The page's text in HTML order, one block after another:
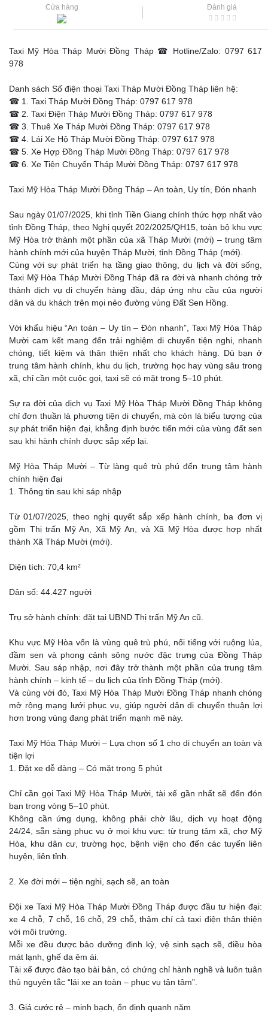
Cửa hàng Đánh giá
Taxi Mỹ Hòa Tháp Mười Đồng Tháp ☎ Hotline/Zalo: 0797 617
978
Danh sách Số điện thoại Taxi Tháp Mười Đồng Tháp liên hệ:
☎ 1. Taxi Tháp Mười Đồng Tháp: 0797 617 978
☎ 2. Taxi Điện Tháp Mười Đồng Tháp: 0797 617 978
☎ 3. Thuê Xe Tháp Mười Đồng Tháp: 0797 617 978
☎ 4. Lái Xe Hộ Tháp Mười Đồng Tháp: 0797 617 978
☎ 5. Xe Hợp Đồng Tháp Mười Đồng Tháp: 0797 617 978
☎ 6. Xe Tiện Chuyến Tháp Mười Đồng Tháp: 0797 617 978
Taxi Mỹ Hòa Tháp Mười Đồng Tháp – An toàn, Uy tín, Đón nhanh
Sau ngày 01/07/2025, khi tỉnh Tiền Giang chính thức hợp nhất vào
tỉnh Đồng Tháp, theo Nghị quyết 202/2025/QH15, toàn bộ khu vực
Mỹ Hòa trở thành một phần của xã Tháp Mười (mới) – trung tâm
hành chính mới của huyện Tháp Mười, tỉnh Đồng Tháp (mới).
Cùng với sự phát triển hạ tầng giao thông, du lịch và đời sống,
Taxi Mỹ Hòa Tháp Mười Đồng Tháp đã ra đời và nhanh chóng trở
thành dịch vụ di chuyển hàng đầu, đáp ứng nhu cầu của người
dân và du khách trên mọi nẻo đường vùng Đất Sen Hồng.
Với khẩu hiệu “An toàn – Uy tín – Đón nhanh”, Taxi Mỹ Hòa Tháp
Mười cam kết mang đến trải nghiệm di chuyển tiện nghi, nhanh
chóng, tiết kiệm và thân thiện nhất cho khách hàng. Dù bạn ở
trung tâm hành chính, khu du lịch, trường học hay vùng sâu trong
xã, chỉ cần một cuộc gọi, taxi sẽ có mặt trong 5–10 phút.
Sự ra đời của dịch vụ Taxi Mỹ Hòa Tháp Mười Đồng Tháp không
chỉ đơn thuần là phương tiện di chuyển, mà còn là biểu tượng của
sự phát triển hiện đại, khẳng định bước tiến mới của vùng đất sen
sau khi hành chính được sắp xếp lại.
Mỹ Hòa Tháp Mười – Từ làng quê trù phú đến trung tâm hành
chính hiện đại
1. Thông tin sau khi sáp nhập
Từ 01/07/2025, theo nghị quyết sắp xếp hành chính, ba đơn vị
gồm Thị trấn Mỹ An, Xã Mỹ An, và Xã Mỹ Hòa được hợp nhất
thành Xã Tháp Mười (mới).
Diện tích: 70,4 km²
Dân số: 44.427 người
Trụ sở hành chính: đặt tại UBND Thị trấn Mỹ An cũ.
Khu vực Mỹ Hòa vốn là vùng quê trù phú, nổi tiếng với ruộng lúa,
đầm sen và phong cảnh sông nước đặc trưng của Đồng Tháp
Mười. Sau sáp nhập, nơi đây trở thành một phần của trung tâm
hành chính – kinh tế – du lịch của tỉnh Đồng Tháp (mới).
Và cùng với đó, Taxi Mỹ Hòa Tháp Mười Đồng Tháp nhanh chóng
mở rộng mạng lưới phục vụ, giúp người dân di chuyển thuận lợi
hơn trong vùng đang phát triển mạnh mẽ này.
Taxi Mỹ Hòa Tháp Mười – Lựa chọn số 1 cho di chuyển an toàn và
tiện lợi
1. Đặt xe dễ dàng – Có mặt trong 5 phút
Chỉ cần gọi Taxi Mỹ Hòa Tháp Mười, tài xế gần nhất sẽ đến đón
bạn trong vòng 5–10 phút.
Không cần ứng dụng, không phải chờ lâu, dịch vụ hoạt động
24/24, sẵn sàng phục vụ ở mọi khu vực: từ trung tâm xã, chợ Mỹ
Hòa, khu dân cư, trường học, bệnh viện cho đến các tuyến liên
huyện, liên tỉnh.
2. Xe đời mới – tiện nghi, sạch sẽ, an toàn
Đội xe Taxi Mỹ Hòa Tháp Mười Đồng Tháp được đầu tư hiện đại:
xe 4 chỗ, 7 chỗ, 16 chỗ, 29 chỗ, thậm chí cả taxi điện thân thiện
với môi trường.
Mỗi xe đều được bảo dưỡng định kỳ, vệ sinh sạch sẽ, điều hòa
mát lạnh, ghế da êm ái.
Tài xế được đào tạo bài bản, có chứng chỉ hành nghề và luôn tuân
thủ nguyên tắc “lái xe an toàn – phục vụ tận tâm”.
3. Giá cước rẻ – minh bạch, ổn định quanh năm